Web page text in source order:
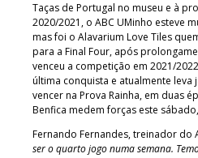
Taças de Portugal no museu e à
2020/2021, o ABC UMinho esteve
mas foi o Alavarium Love Tiles
para a Final Four, após
venceu a competição em 2021/
última conquista e atualmente leva
vencer na Prova Rainha, em duas
Benfica medem forças este
Fernando Fernandes, treinador do
ser o quarto jogo numa semana.